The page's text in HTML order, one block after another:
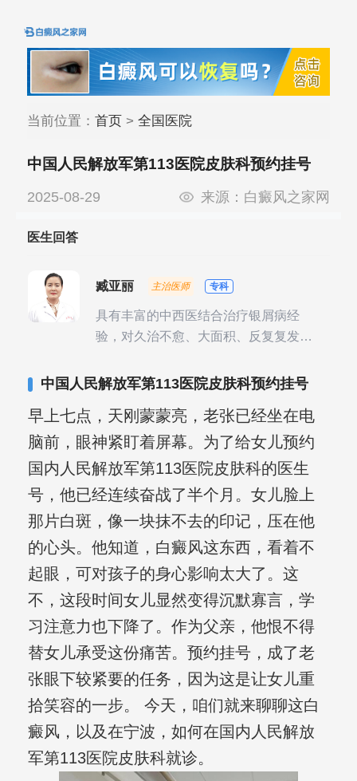
当前位置： 首页> 全国医院
中国人民解放军第113医院皮肤科预约挂号
2025-08-29 来源： 白癜风之家网
医生回答
臧亚丽 主治医师 专科
具有丰富的中西医结合治疗银屑病经
验，对久治不愈、大面积、反复复发性
中国人民解放军第113医院皮肤科预约挂号
早上七点，天刚蒙蒙亮，老张已经坐在电
脑前，眼神紧盯着屏幕。为了给女儿预约
国内人民解放军第113医院皮肤科的医生
号，他已经连续奋战了半个月。女儿脸上
那片白斑，像一块抹不去的印记，压在他
的心头。他知道，白癜风这东西，看着不
起眼，可对孩子的身心影响太大了。这
不，这段时间女儿显然变得沉默寡言，学
习注意力也下降了。作为父亲，他恨不得
替女儿承受这份痛苦。预约挂号，成了老
张眼下较紧要的任务，因为这是让女儿重
拾笑容的一步。 今天，咱们就来聊聊这白
癜风，以及在宁波，如何在国内人民解放
军第113医院皮肤科就诊。